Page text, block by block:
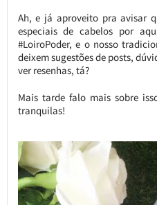
Ah, e já aproveito pra avisar
especiais de cabelos por
#LoiroPoder, e o nosso
deixem sugestões de posts,
ver resenhas, tá?
Mais tarde falo mais sobre
tranquilas!